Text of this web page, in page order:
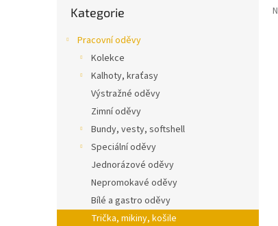
kategorie
Kategorie
Pracovní oděvy
Kolekce
Kalhoty, kraťasy
Výstražné oděvy
Zimní oděvy
Bundy, vesty, softshell
Speciální oděvy
Jednorázové oděvy
Nepromokavé oděvy
Bílé a gastro oděvy
Trička, mikiny, košile